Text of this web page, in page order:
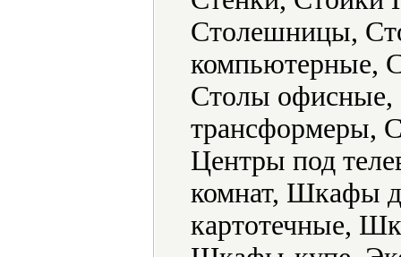
Столешницы,
компьютерные,
Столы
трансформеры,
Центры под
комнат, Шкафы
картотечные,